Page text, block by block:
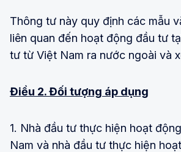
Thông tư này quy định các mẫu
liên quan đến hoạt động đầu tư
tư từ Việt Nam ra nước ngoài và
Điều 2. Đối tượng áp dụng
1. Nhà đầu tư thực hiện hoạt
Nam và nhà đầu tư thực hiện